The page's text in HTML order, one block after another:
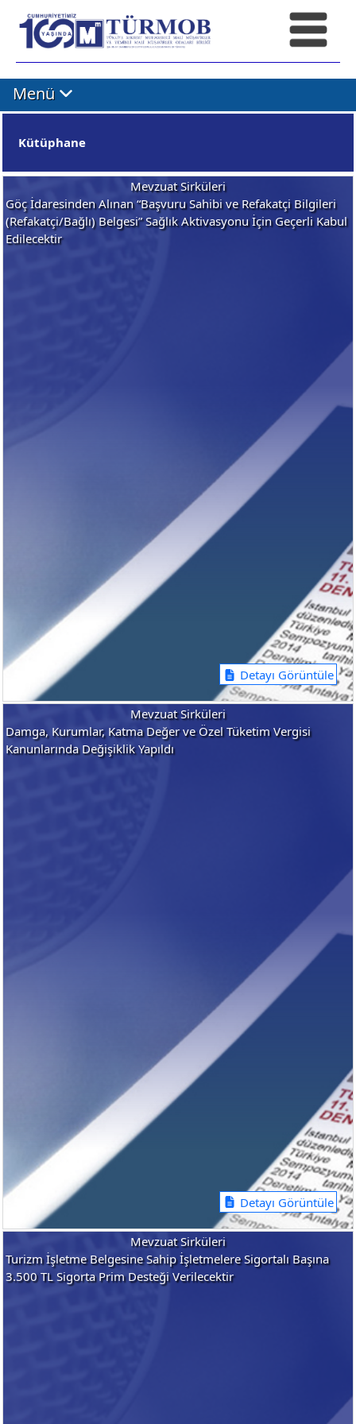
Menü
Kütüphane
Mevzuat Sirküleri
Göç İdaresinden Alınan “Başvuru Sahibi ve Refakatçi Bilgileri
(Refakatçi/Bağlı) Belgesi” Sağlık Aktivasyonu İçin Geçerli Kabul
Edilecektir
Detayı Görüntüle
Mevzuat Sirküleri
Damga, Kurumlar, Katma Değer ve Özel Tüketim Vergisi
Kanunlarında Değişiklik Yapıldı
Detayı Görüntüle
Mevzuat Sirküleri
Turizm İşletme Belgesine Sahip İşletmelere Sigortalı Başına
3.500 TL Sigorta Prim Desteği Verilecektir